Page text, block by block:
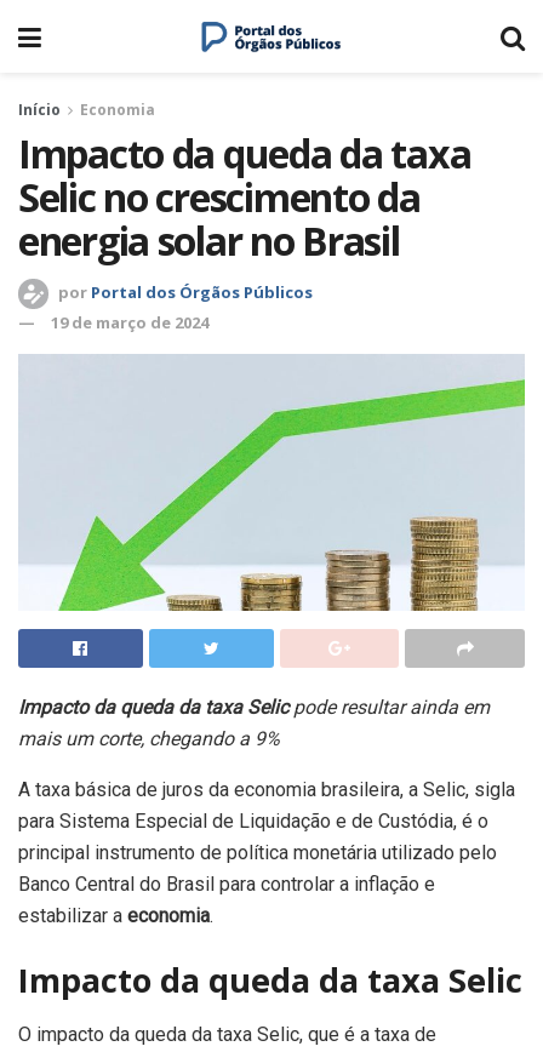
Início Economia
Impacto da queda da taxa
Selic no crescimento da
energia solar no Brasil
por Portal dos Órgãos Públicos
19 de março de 2024
Impacto da queda da taxa Selicpode resultar ainda em
mais um corte, chegando a 9%
A taxa básica de juros da economia brasileira, a Selic, sigla
para Sistema Especial de Liquidação e de Custódia, é o
principal instrumento de política monetária utilizado pelo
Banco Central do Brasil para controlar a inflação e
estabilizar a economia.
Impacto da queda da taxa Selic
O impacto da queda da taxa Selic, que é a taxa de